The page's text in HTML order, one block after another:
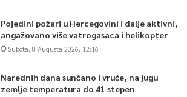
Pojedini požari u Hercegovini i dalje aktivni,
angažovano više vatrogasaca i helikopter
Subota, 8 Augusta 2026, 12:16
Narednih dana sunčano i vruće, na jugu
zemlje temperatura do 41 stepen